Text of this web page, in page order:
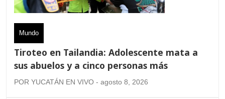
Mundo
Tiroteo en Tailandia: Adolescente mata a
sus abuelos y a cinco personas más
POR YUCATÁN EN VIVO - agosto 8, 2026